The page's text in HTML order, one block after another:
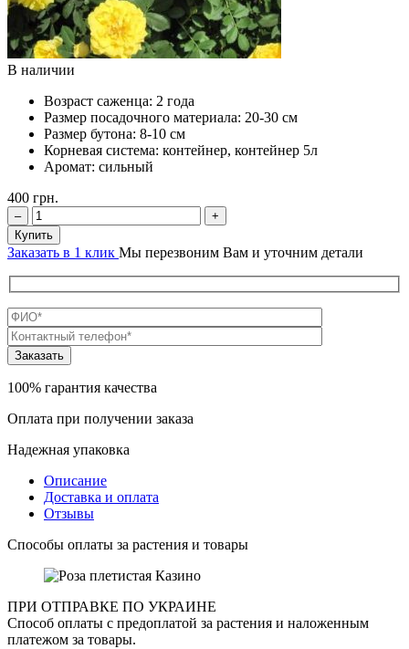
В наличии
Возраст саженца: 2 года
Размер посадочного материала: 20-30 см
Размер бутона: 8-10 см
Корневая система: контейнер, контейнер 5л
Аромат: сильный
400 грн.
–
+
Купить
Заказать в 1 клик Мы перезвоним Вам и уточним детали
100% гарантия качества
Оплата при получении заказа
Надежная упаковка
Описание
Доставка и оплата
Отзывы
Способы оплаты за растения и товары
ПРИ ОТПРАВКЕ ПО УКРАИНЕ
Способ оплаты с предоплатой за растения и наложенным
платежом за товары.